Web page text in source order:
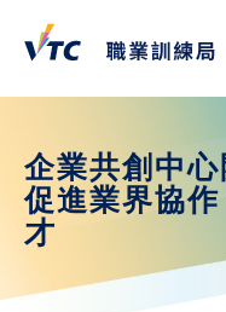
企業共創中
促進業界協
才